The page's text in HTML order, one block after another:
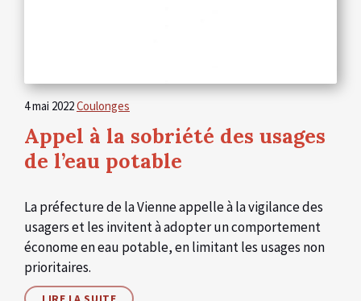
4 mai 2022Coulonges
Appel à la sobriété des usages
de l’eau potable
La préfecture de la Vienne appelle à la vigilance des
usagers et les invitent à adopter un comportement
économe en eau potable, en limitant les usages non
prioritaires.